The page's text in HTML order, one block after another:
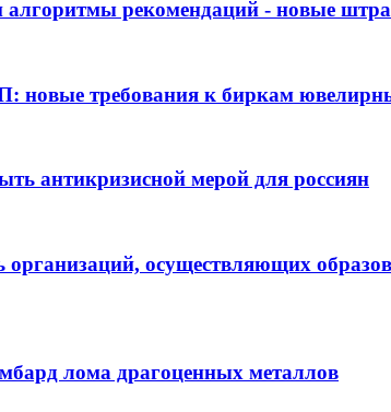
рекомендаций - новые
новые требования к биркам
антикризисной мерой для россиян
осуществляющих
лома драгоценных металлов